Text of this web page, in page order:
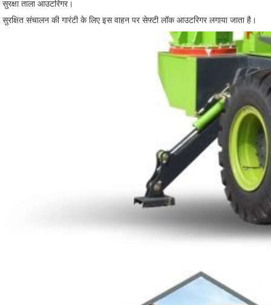
सुरक्षा तालाआउटरिगर।
सुरक्षित संचालन की गारंटी के लिए इस वाहन पर सेफ्टी लॉक आउटरिगर लगाया जाता है।